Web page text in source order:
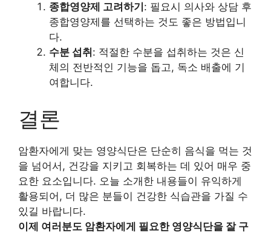
종합영양제 고려하기 : 필요시 의사와 상담 후
종합영양제를 선택하는 것도 좋은 방법입니
다.
수분 섭취 : 적절한 수분을 섭취하는 것은 신
체의 전반적인 기능을 돕고, 독소 배출에 기
여합니다.
결론
암환자에게 맞는 영양식단은 단순히 음식을 먹는 것
을 넘어서, 건강을 지키고 회복하는 데 있어 매우 중
요한 요소입니다. 오늘 소개한 내용들이 유익하게
활용되어, 더 많은 분들이 건강한 식습관을 가질 수
있길 바랍니다.
이제 여러분도 암환자에게 필요한 영양식단을 잘 구